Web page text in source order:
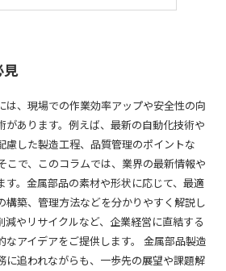
は、現場での作業効率アップや安全性の向
あります。例えば、最新の自動化技術や
慮した製造工程、品質管理のポイントな
こで、このコラムでは、業界の最新情報や
す。金属部品の素材や形状に応じて、最適
構築、管理方法などを分かりやすく解説し
やリサイクルなど、企業経営に直結する
アイデアをご提供します。 金属部品製造
に追われながらも、一歩先の展望や課題解